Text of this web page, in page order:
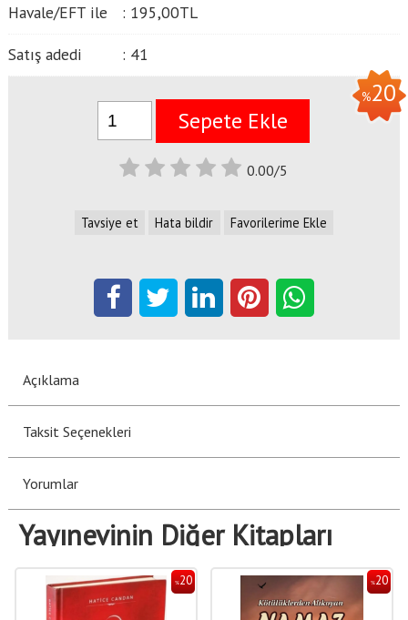
Havale/EFT ile : 195,00TL
Satış adedi : 41
%20
Sepete Ekle
0.00/5
Tavsiye et Hata bildir Favorilerime Ekle
Açıklama
Taksit Seçenekleri
Yorumlar
Yayınevinin Diğer Kitapları
%20 %20